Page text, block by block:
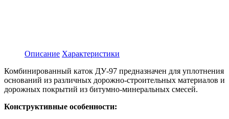
Описание Характеристики
Комбинированный каток ДУ-97 предназначен для уплотнения
оснований из различных дорожно-строительных материалов и
дорожных покрытий из битумно-минеральных смесей.
Конструктивные особенности: